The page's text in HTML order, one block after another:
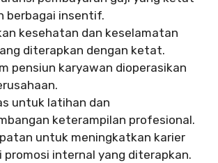
berbagai insentif.
kesehatan dan keselamatan
diterapkan dengan ketat.
pensiun karyawan dioperasikan
untuk latihan dan
keterampilan profesional.
untuk meningkatkan karier
promosi internal yang diterapkan.